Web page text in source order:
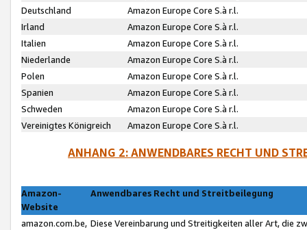
Deutschland
Amazon Europe Core S.à r.l.
Irland
Amazon Europe Core S.à r.l.
Italien
Amazon Europe Core S.à r.l.
Niederlande
Amazon Europe Core S.à r.l.
Polen
Amazon Europe Core S.à r.l.
Spanien
Amazon Europe Core S.à r.l.
Schweden
Amazon Europe Core S.à r.l.
Vereinigtes Königreich
Amazon Europe Core S.à r.l.
ANHANG 2: ANWENDBARES RECHT UND
Amazon-
Website
Anwendbares Recht und Streitbeilegung
amazon.com.be, Diese Vereinbarung und Streitigkeiten aller Art, die